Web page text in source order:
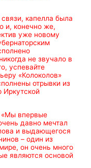
капелла была
и, конечно же,
уже новому
не звучало в
успевайте
«Колоколов»
отрывки из
Иркутской
«Мы впервые
давно мечтал
и выдающегося
– один из
он очень много
являются основой